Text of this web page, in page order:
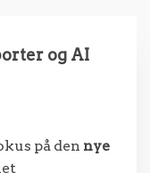
og AI
på den nye